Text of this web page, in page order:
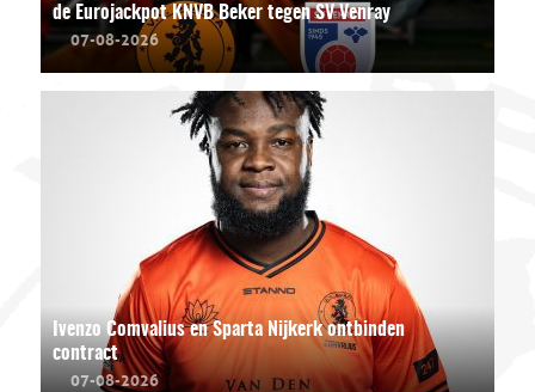
de Eurojackpot KNVB Beker tegen SV Venray
07-08-2026
Ivenzo Comvalius en Sparta Nijkerk ontbinden
contract
07-08-2026